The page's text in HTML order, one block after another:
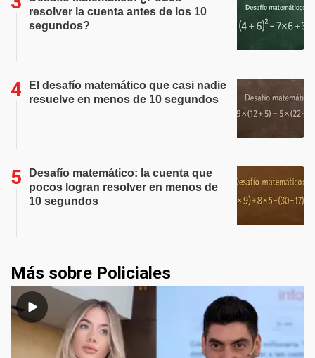
resolver la cuenta antes de los 10
segundos?
El desafío matemático que casi nadie
resuelve en menos de 10 segundos
Desafío matemático: la cuenta que
pocos logran resolver en menos de
10 segundos
Más sobre Policiales